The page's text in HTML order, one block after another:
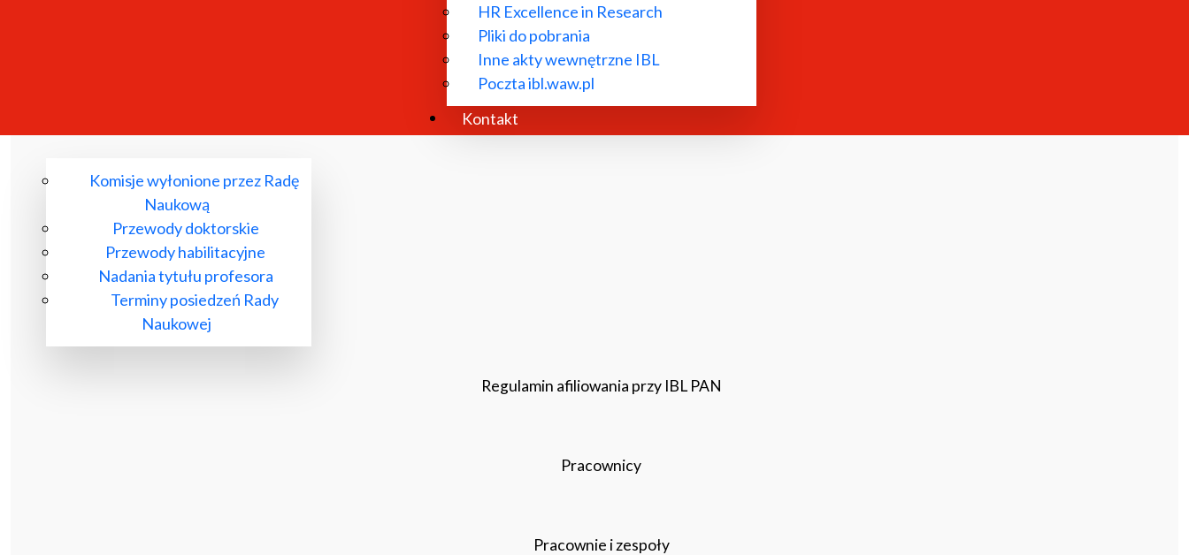
HR Excellence in Research
Pliki do pobrania
Inne akty wewnętrzne IBL
Poczta ibl.waw.pl
Kontakt
Dyrekcja IBL PAN
Rada Naukowa
Komisje wyłonione przez Radę
Naukową
Przewody doktorskie
Przewody habilitacyjne
Nadania tytułu profesora
Terminy posiedzeń Rady
Naukowej
Regulamin afiliowania przy IBL PAN
Pracownicy
Pracownie i zespoły